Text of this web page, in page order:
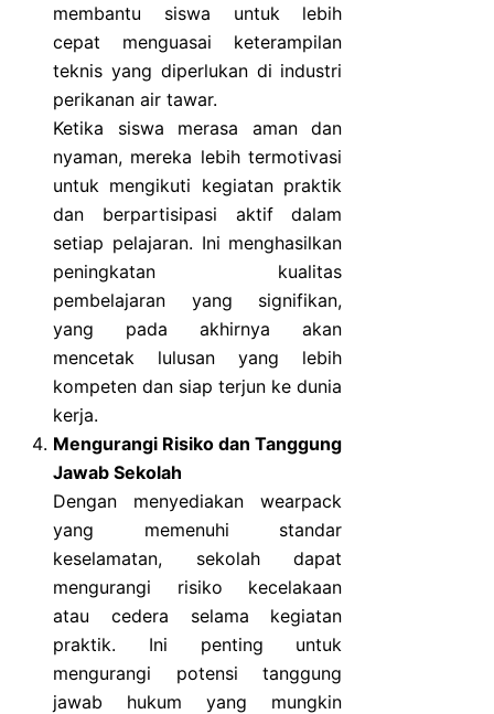
membantu siswa untuk lebih
cepat menguasai keterampilan
teknis yang diperlukan di industri
perikanan air tawar.
Ketika siswa merasa aman dan
nyaman, mereka lebih termotivasi
untuk mengikuti kegiatan praktik
dan berpartisipasi aktif dalam
setiap pelajaran. Ini menghasilkan
peningkatan kualitas
pembelajaran yang signifikan,
yang pada akhirnya akan
mencetak lulusan yang lebih
kompeten dan siap terjun ke dunia
kerja.
Mengurangi Risiko dan Tanggung
Jawab Sekolah
Dengan menyediakan wearpack
yang memenuhi standar
keselamatan, sekolah dapat
mengurangi risiko kecelakaan
atau cedera selama kegiatan
praktik. Ini penting untuk
mengurangi potensi tanggung
jawab hukum yang mungkin